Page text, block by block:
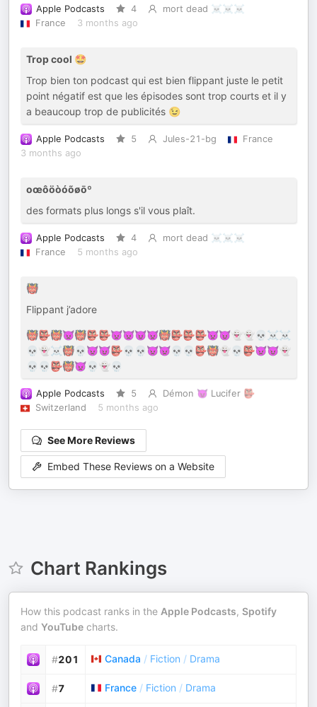
Apple Podcasts 4
mort dead ☠️☠️☠️
France
3 months ago
Trop cool 🤩
Trop bien ton podcast qui est bien flippant juste le petit
point négatif est que les épisodes sont trop courts et il y
a beaucoup trop de publicités 😉
Apple Podcasts 5 Jules-21-bg
France
3 months ago
oœôöòóõøōº
des formats plus longs s'il vous plaît.
Apple Podcasts 4
mort dead ☠️☠️☠️
France
5 months ago
👹
Flippant j’adore
👹👺👹👿👹👺👺👿👿😈👿👹👺👺👺👿😈👻👻💀☠️☠️
💀👻☠️👹💀👿😈👺💀💀👿👿💀💀👺👹👻💀👺👿😈👻
💀💀👺👹👿💀👻💀
Apple Podcasts 5
Démon 😈 Lucifer 👺
Switzerland
5 months ago
See More Reviews
Embed These Reviews on a Website
Chart Rankings
How this podcast ranks in the Apple Podcasts, Spotify
and YouTube charts.
#201 Canada / Fiction / Drama
#7 France / Fiction / Drama